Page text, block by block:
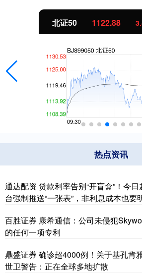
北证50 1122.88 3.42
热点资讯
通达配资 贷款利率告别“开盲盒”！今
台强制推送“一张表”，非利息成本也要
百胜证券 康希通信：公司未侵犯
的任何一项专利
鼎盛证券 确诊超4000例！关于基孔肯
世卫警告：正在全球多地扩散